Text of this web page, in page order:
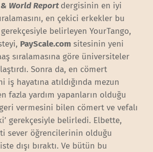
& World Reportdergisinin en iyi
en çekici erkekler bu
belirleyen YourTango,
PayScale.com sitesinin yeni
sıralamasına göre üniversiteler
Sonra da, en cömert
iş hayatına atıldığında mezun
fazla yardım yapanların olduğu
vermesini bilen cömert ve vefalı
gerekçesiyle belirledi. Elbette,
sever öğrencilerinin olduğu
dışı bıraktı. Ve bütün bu